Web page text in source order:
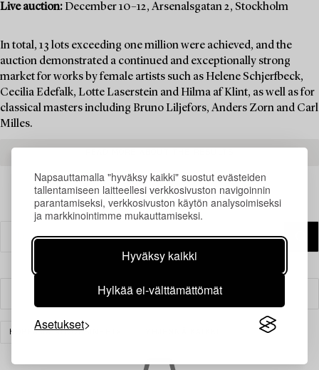
Napsauttamalla "hyväksy kaikki" suostut evästeiden
tallentamiseen laitteellesi verkkosivuston navigoinnin
parantamiseksi, verkkosivuston käytön analysoimiseksi
ja markkinointimme mukauttamiseksi.
Hyväksy kaikki
Hylkää ei-välttämättömät
Asetukset
Live auction: December 10–12, Arsenalsgatan 2, Stockholm
In total, 13 lots exceeding one million were achieved, and the
auction demonstrated a continued and exceptionally strong
market for works by female artists such as Helene Schjerfbeck,
Cecilia Edefalk, Lotte Laserstein and Hilma af Klint, as well as for
classical masters including Bruno Liljefors, Anders Zorn and Carl
Milles.
Suodatin
HOPEA JA ARVOESINEET